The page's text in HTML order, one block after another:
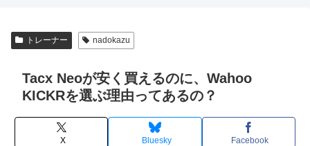
トレーナー nadokazu
Tacx Neoが安く買えるのに、Wahoo
KICKRを選ぶ理由ってあるの？
X Bluesky Facebook